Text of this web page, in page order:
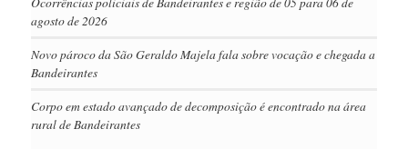
agosto de 2026
Novo pároco da São Geraldo Majela fala sobre vocação e chegada a
Bandeirantes
Corpo em estado avançado de decomposição é encontrado na área
rural de Bandeirantes